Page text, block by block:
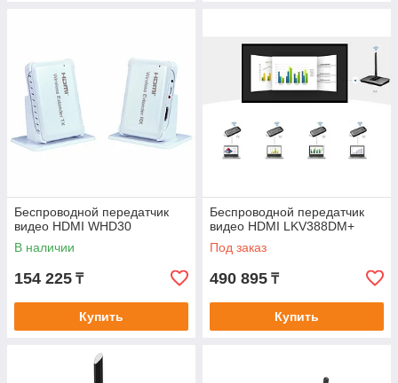
Беспроводной передатчик
видео HDMI WHD30
В наличии
154 225 ₸
Купить
Беспроводной передатчик
видео HDMI LKV388DM+
Под заказ
490 895 ₸
Купить